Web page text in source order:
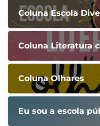
Coluna Escola
Coluna Literatura
Coluna Olhares
Eu sou a escola